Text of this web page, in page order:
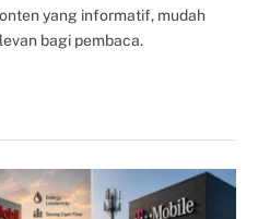
yang informatif, mudah
bagi pembaca.